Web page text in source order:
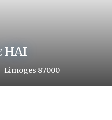
Limoges 87000